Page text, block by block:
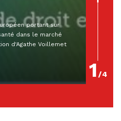
1 /4
portant sur
dans le marché
d'Agathe Voillemet
En